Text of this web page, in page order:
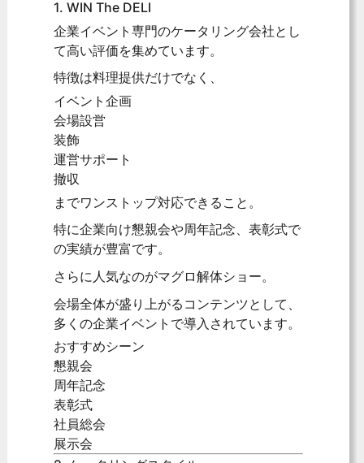
1. WIN The DELI
企業イベント専門のケータリング会社とし
て高い評価を集めています。
特徴は料理提供だけでなく、
イベント企画
会場設営
装飾
運営サポート
撤収
までワンストップ対応できること。
特に企業向け懇親会や周年記念、表彰式で
の実績が豊富です。
さらに人気なのがマグロ解体ショー。
会場全体が盛り上がるコンテンツとして、
多くの企業イベントで導入されています。
おすすめシーン
懇親会
周年記念
表彰式
社員総会
展示会